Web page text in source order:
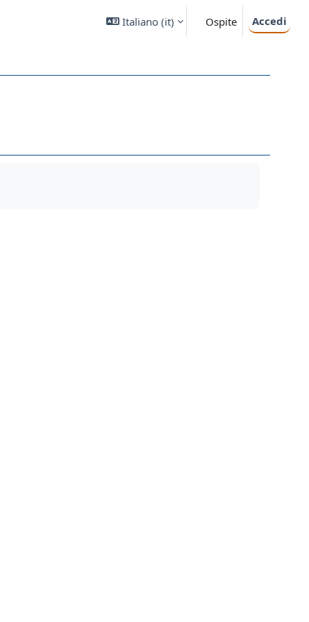
Italiano ‎(it)‎ Ospite Accedi